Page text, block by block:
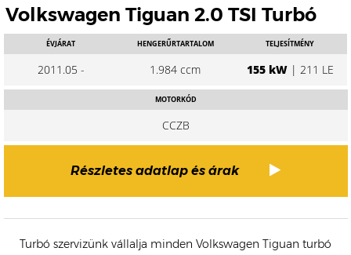
Volkswagen Tiguan 2.0 TSI Turbó
ÉVJÁRAT
2011.05 -
HENGERŰRTARTALOM
1.984 ccm
TELJESÍTMÉNY
155 kW| 211 LE
MOTORKÓD
CCZB
Részletes adatlap és árak
Turbó szervizünk vállalja minden Volkswagen Tiguan turbó